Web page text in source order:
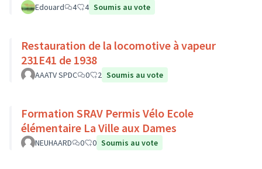
Edouard 4 4 Soumis au vote
Restauration de la locomotive à vapeur
231E41 de 1938
AAATV SPDC 0 2 Soumis au vote
Formation SRAV Permis Vélo Ecole
élémentaire La Ville aux Dames
NEUHAARD 0 0 Soumis au vote